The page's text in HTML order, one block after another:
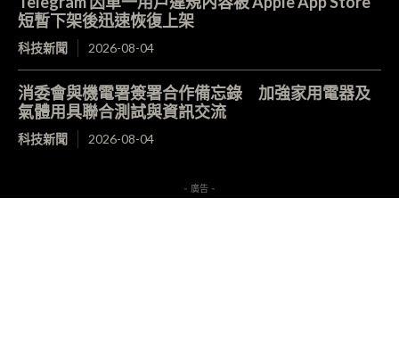
短暫下架後迅速恢復上架
科技新聞 2026-08-04
消委會與機電署簽署合作備忘錄 加強家用電器及
氣體用具聯合測試與資訊交流
科技新聞 2026-08-04
- 廣告 -